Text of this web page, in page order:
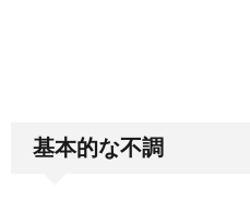
基本的な不調